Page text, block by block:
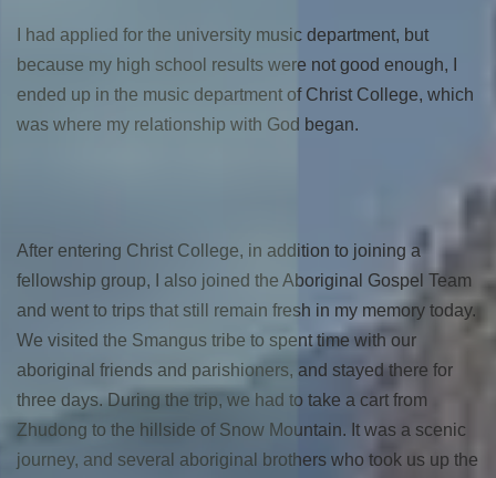
I had applied for the university music department, but
because my high school results were not good enough, I
ended up in the music department of Christ College, which
was where my relationship with God began.
After entering Christ College, in addition to joining a
fellowship group, I also joined the Aboriginal Gospel Team
and went to trips that still remain fresh in my memory today.
We visited the Smangus tribe to spent time with our
aboriginal friends and parishioners, and stayed there for
three days. During the trip, we had to take a cart from
Zhudong to the hillside of Snow Mountain. It was a scenic
journey, and several aboriginal brothers who took us up the